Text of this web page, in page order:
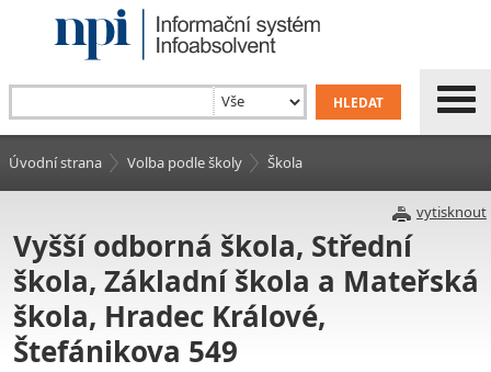
Úvodní strana Volba podle školy Škola
vytisknout
Vyšší odborná škola, Střední
škola, Základní škola a Mateřská
škola, Hradec Králové,
Štefánikova 549